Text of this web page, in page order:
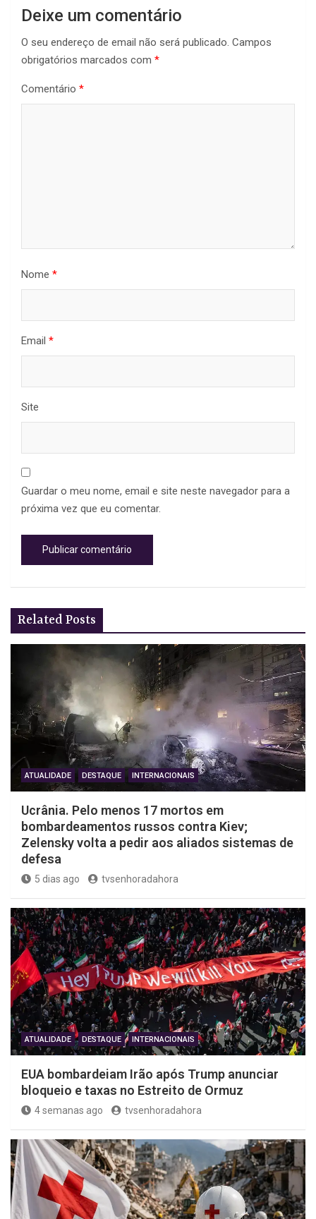
Deixe um comentário
O seu endereço de email não será publicado. Campos
obrigatórios marcados com *
Comentário *
Nome *
Email *
Site
Guardar o meu nome, email e site neste navegador para a
próxima vez que eu comentar.
Related Posts
ATUALIDADE DESTAQUE INTERNACIONAIS
Ucrânia. Pelo menos 17 mortos em
bombardeamentos russos contra Kiev;
Zelensky volta a pedir aos aliados sistemas de
defesa
5 dias ago tvsenhoradahora
ATUALIDADE DESTAQUE INTERNACIONAIS
EUA bombardeiam Irão após Trump anunciar
bloqueio e taxas no Estreito de Ormuz
4 semanas ago tvsenhoradahora